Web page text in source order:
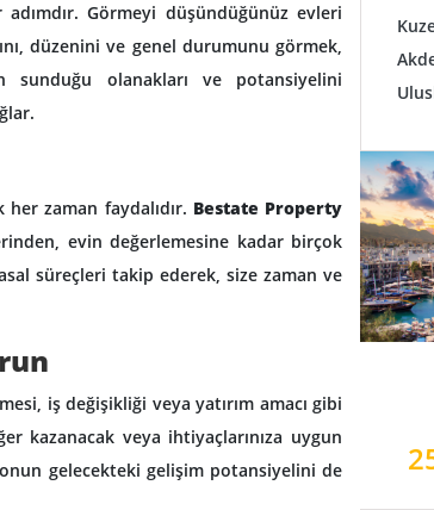
Görmeyi düşündüğünüz evleri
düzenini ve genel durumunu görmek,
sunduğu olanakları ve potansiyelini
zaman faydalıdır. Bestate Property
evin değerlemesine kadar birçok
süreçleri takip ederek, size zaman ve
iş değişikliği veya yatırım amacı gibi
kazanacak veya ihtiyaçlarınıza uygun
gelecekteki gelişim potansiyelini de